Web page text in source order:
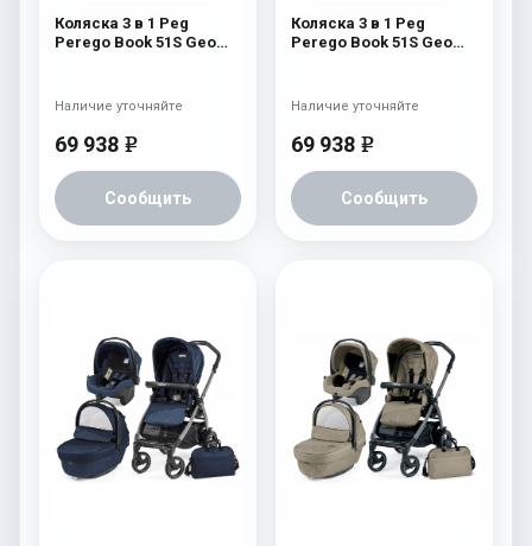
Коляска 3 в 1 Peg
Perego Book 51S Geo
69 938 e
Сообщить
Наличие уточняйте
Коляска 3 в 1 Peg
Perego Book 51S Geo
69 938 e
Сообщить
Наличие уточняйте